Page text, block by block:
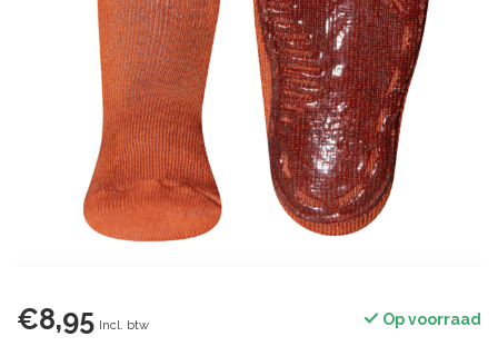
€8,95 Incl. btw Op voorraad